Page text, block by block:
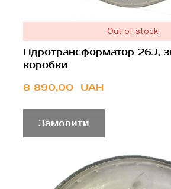
Out of stock
Гідротрансформатор 26J,
коробки
8 890,00  UAH
Замовити